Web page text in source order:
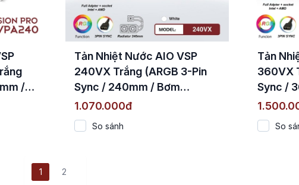
/
Tản Nhiệt Nước AIO VSP
240VX Trắng (ARGB 3-Pin
Sync / 240mm / Bơm
Ceramic)
1.070.000đ
So sánh
Tản
360VX
Sync /
So
1 2